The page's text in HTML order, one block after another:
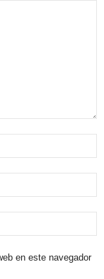
en este navegador